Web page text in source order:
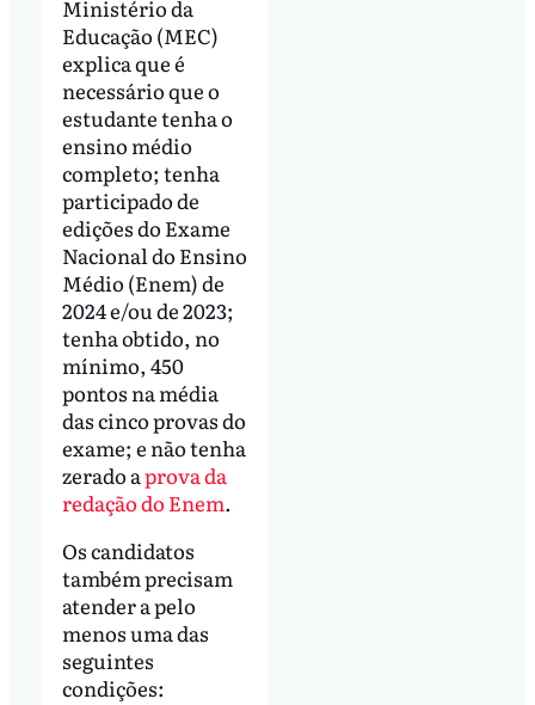
Ministério da
Educação (MEC)
explica que é
necessário que o
estudante tenha o
ensino médio
completo; tenha
participado de
edições do Exame
Nacional do Ensino
Médio (Enem) de
2024 e/ou de 2023;
tenha obtido, no
mínimo, 450
pontos na média
das cinco provas do
exame; e não tenha
zerado aprova da
redação do Enem.
Os candidatos
também precisam
atender a pelo
menos uma das
seguintes
condições: